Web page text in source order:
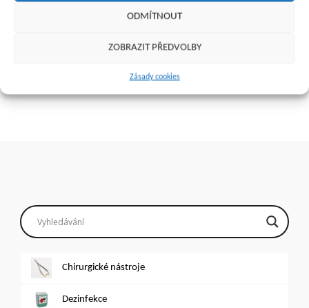
ODMÍTNOUT
ZOBRAZIT PŘEDVOLBY
Zásady cookies
Návrh na lázeňskou léčebně
Průkazka pro těhotné
Chirurgické nástroje
Dezinfekce